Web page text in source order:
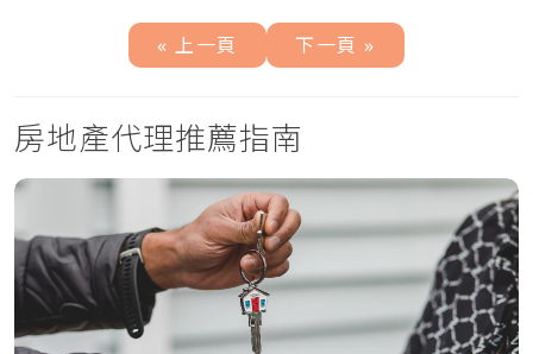
« 上一頁 下一頁 »
房地產代理推薦指南